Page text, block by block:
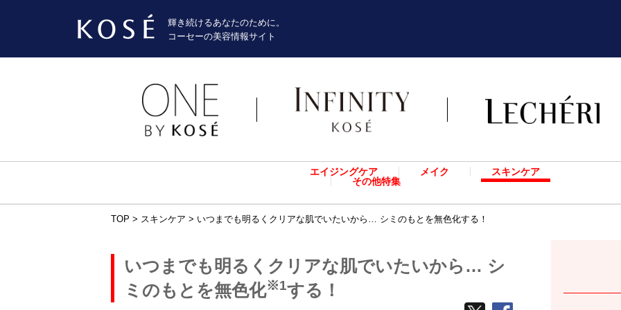
輝き続けるあなたのために。
コーセーの美容情報サイト
エイジングケア メイク
スキンケア
その他特集
TOP > スキンケア > いつまでも明るくクリアな肌でいたいから… シミのもとを無色化する！
いつまでも明るくクリアな肌でいたいから… シ
ミのもとを無色化※1する！